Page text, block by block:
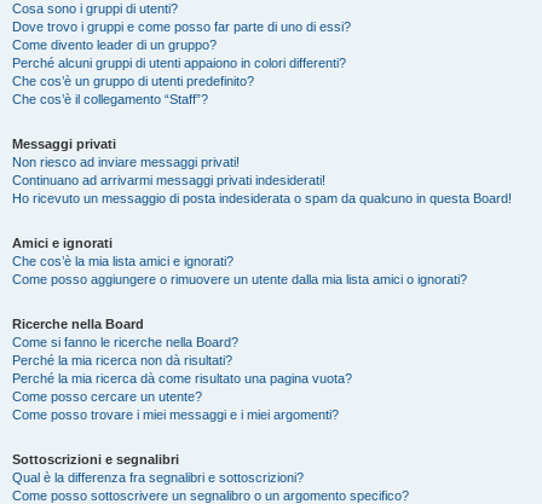
Cosa sono i gruppi di utenti?
Dove trovo i gruppi e come posso far parte di uno di essi?
Come divento leader di un gruppo?
Perché alcuni gruppi di utenti appaiono in colori differenti?
Che cos’è un gruppo di utenti predefinito?
Che cos’è il collegamento “Staff”?
Messaggi privati
Non riesco ad inviare messaggi privati!
Continuano ad arrivarmi messaggi privati indesiderati!
Ho ricevuto un messaggio di posta indesiderata o spam da qualcuno in questa Board!
Amici e ignorati
Che cos’è la mia lista amici e ignorati?
Come posso aggiungere o rimuovere un utente dalla mia lista amici o ignorati?
Ricerche nella Board
Come si fanno le ricerche nella Board?
Perché la mia ricerca non dà risultati?
Perché la mia ricerca dà come risultato una pagina vuota?
Come posso cercare un utente?
Come posso trovare i miei messaggi e i miei argomenti?
Sottoscrizioni e segnalibri
Qual è la differenza fra segnalibri e sottoscrizioni?
Come posso sottoscrivere un segnalibro o un argomento specifico?